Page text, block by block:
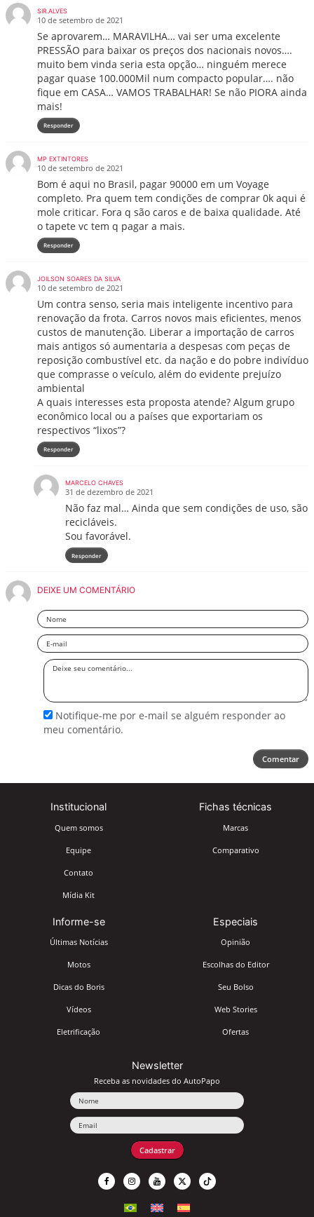
SIR.ALVES
10 de setembro de 2021
Se aprovarem… MARAVILHA… vai ser uma excelente
PRESSÃO para baixar os preços dos nacionais novos….
muito bem vinda seria esta opção… ninguém merece
pagar quase 100.000Mil num compacto popular…. não
fique em CASA… VAMOS TRABALHAR! Se não PIORA ainda
mais!
Responder
MP EXTINTORES
10 de setembro de 2021
Bom é aqui no Brasil, pagar 90000 em um Voyage
completo. Pra quem tem condições de comprar 0k aqui é
mole criticar. Fora q são caros e de baixa qualidade. Até
o tapete vc tem q pagar a mais.
Responder
JOILSON SOARES DA SILVA
10 de setembro de 2021
Um contra senso, seria mais inteligente incentivo para
renovação da frota. Carros novos mais eficientes, menos
custos de manutenção. Liberar a importação de carros
mais antigos só aumentaria a despesas com peças de
reposição combustível etc. da nação e do pobre indivíduo
que comprasse o veículo, além do evidente prejuízo
ambiental
A quais interesses esta proposta atende? Algum grupo
econômico local ou a países que exportariam os
respectivos “lixos”?
Responder
MARCELO CHAVES
31 de dezembro de 2021
Não faz mal… Ainda que sem condições de uso, são
recicláveis.
Sou favorável.
Responder
DEIXE UM COMENTÁRIO
Nome
Email
Deixe
Notifique-me por e-mail se alguém responder ao
meu comentário.
Comentar
Institucional
Quem somos
Equipe
Contato
Mídia Kit
Fichas técnicas
Marcas
Comparativo
Informe-se
Últimas Notícias
Motos
Dicas do Boris
Vídeos
Eletrificação
Especiais
Opinião
Escolhas do Editor
Seu Bolso
Web Stories
Ofertas
Newsletter
Receba as novidades do AutoPapo
Cadastrar